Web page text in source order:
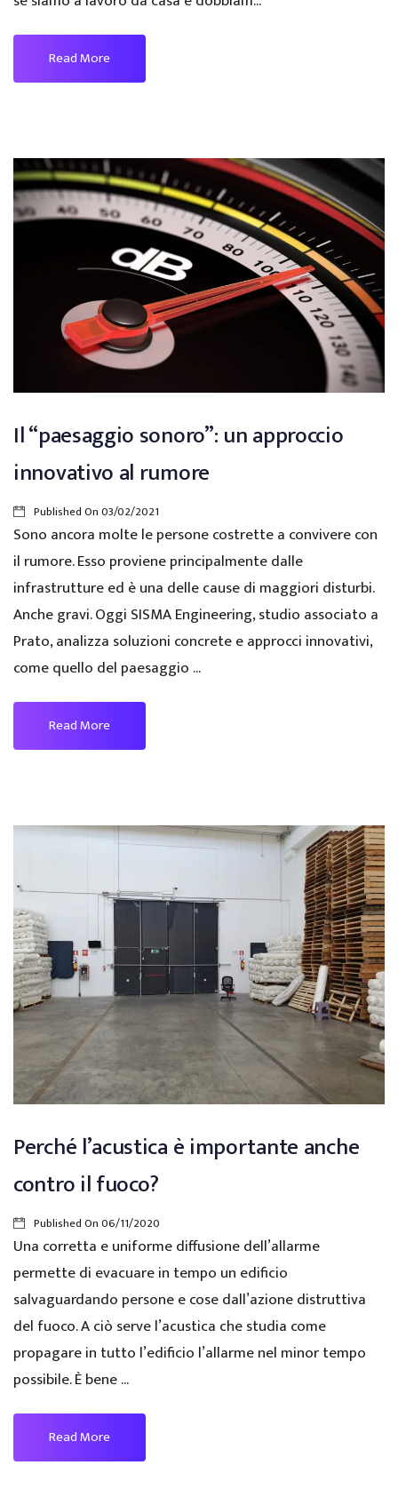
Read More
Il “paesaggio sonoro”: un approccio
innovativo al rumore
Published On03/02/2021
Sono ancora molte le persone costrette a convivere con
il rumore. Esso proviene principalmente dalle
infrastrutture ed è una delle cause di maggiori disturbi.
Anche gravi. Oggi SISMA Engineering, studio associato a
Prato, analizza soluzioni concrete e approcci innovativi,
come quello del paesaggio ...
Read More
Perché l’acustica è importante anche
contro il fuoco?
Published On06/11/2020
Una corretta e uniforme diffusione dell’allarme
permette di evacuare in tempo un edificio
salvaguardando persone e cose dall’azione distruttiva
del fuoco. A ciò serve l’acustica che studia come
propagare in tutto l’edificio l’allarme nel minor tempo
possibile. È bene ...
Read More